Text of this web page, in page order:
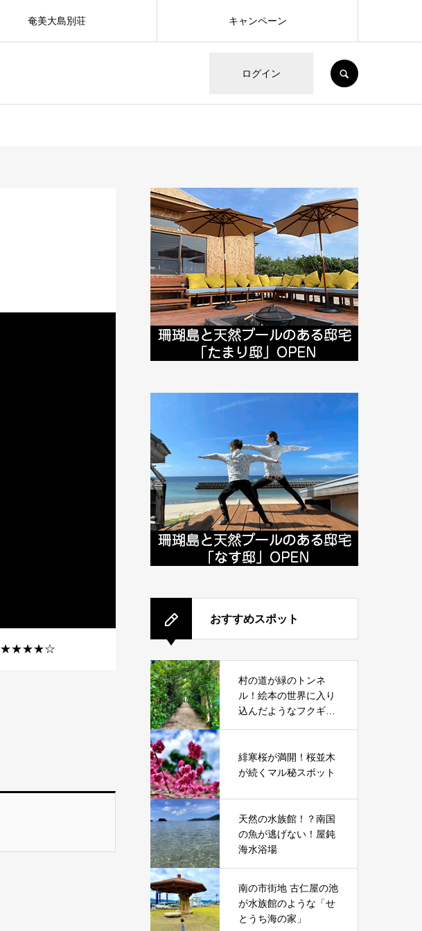
ログイン
奄美大島別荘 キャンペーン
★★★★☆
おすすめスポット
村の道が緑のトンネ
ル！絵本の世界に入り
込んだようなフクギ並
緋寒桜が満開！桜並木
が続くマル秘スポット
天然の水族館！？南国
の魚が逃げない！屋鈍
海水浴場
南の市街地 古仁屋の池
が水族館のような「せ
とうち海の家」